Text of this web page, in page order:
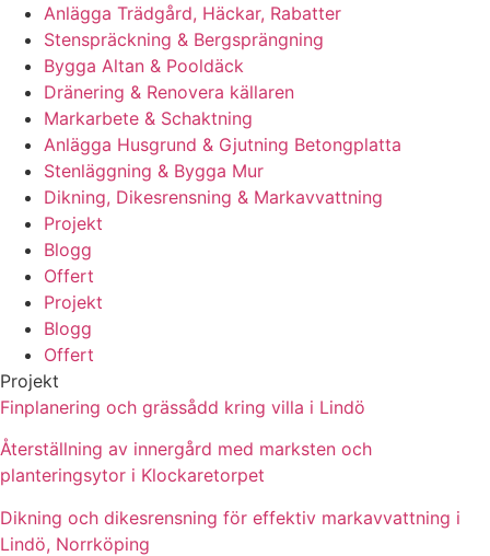
Anlägga Trädgård, Häckar, Rabatter
Stenspräckning & Bergsprängning
Bygga Altan & Pooldäck
Dränering & Renovera källaren
Markarbete & Schaktning
Anlägga Husgrund & Gjutning Betongplatta
Stenläggning & Bygga Mur
Dikning, Dikesrensning & Markavvattning
Projekt
Blogg
Offert
Projekt
Blogg
Offert
Projekt
Finplanering och grässådd kring villa i Lindö
Återställning av innergård med marksten och
planteringsytor i Klockaretorpet
Dikning och dikesrensning för effektiv markavvattning i
Lindö, Norrköping